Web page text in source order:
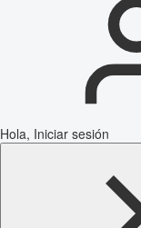
Hola, Iniciar sesión